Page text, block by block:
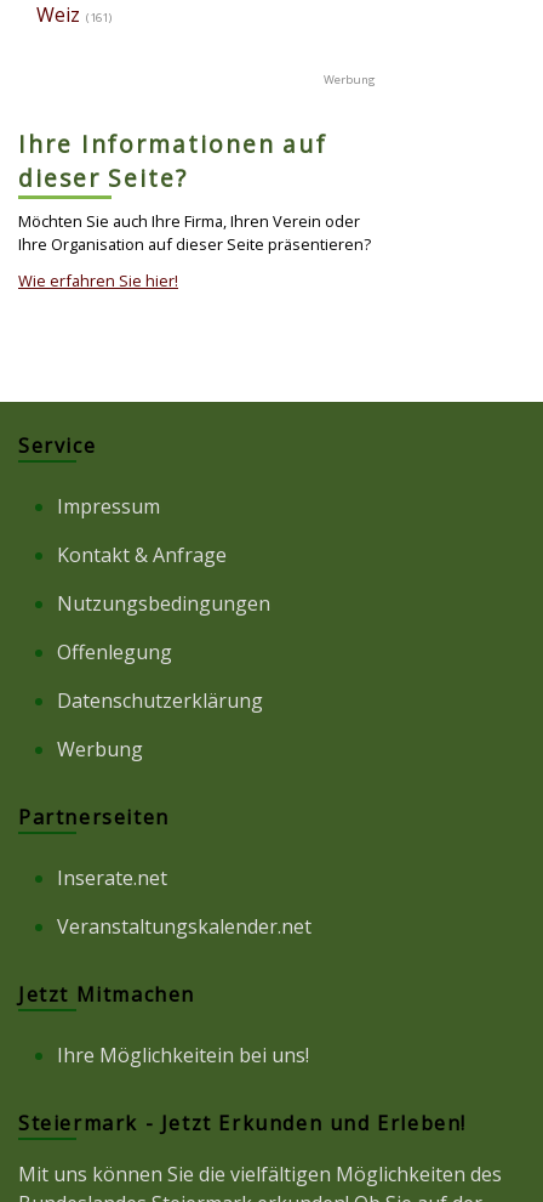
Weiz (161)
Ihre Informationen auf
dieser Seite?
Möchten Sie auch Ihre Firma, Ihren Verein oder
Ihre Organisation auf dieser Seite präsentieren?
Wie erfahren Sie hier!
Service
Impressum
Kontakt & Anfrage
Nutzungsbedingungen
Offenlegung
Datenschutzerklärung
Werbung
Partnerseiten
Inserate.net
Veranstaltungskalender.net
Jetzt Mitmachen
Ihre Möglichkeitein bei uns!
Steiermark - Jetzt Erkunden und Erleben!
Mit uns können Sie die vielfältigen Möglichkeiten des